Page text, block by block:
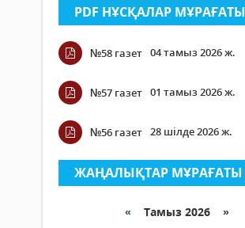
PDF НҰСҚАЛАР МҰРАҒАТЫ
№58 газет 04 тамыз 2026 ж.
№57 газет 01 тамыз 2026 ж.
№56 газет 28 шілде 2026 ж.
ЖАҢАЛЫҚТАР МҰРАҒАТЫ
« Тамыз 2026 »